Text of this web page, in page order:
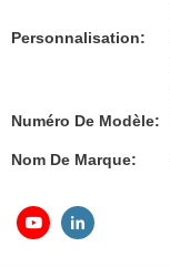
Personnalisation:
Numéro De Modèle:
Nom De Marque: